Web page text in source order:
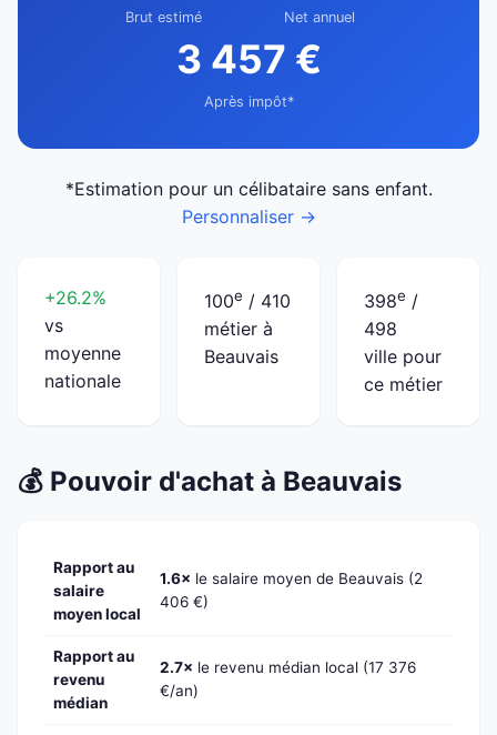
Brut estimé Net annuel
3 457 €
Après impôt*
*Estimation pour un célibataire sans enfant.
Personnaliser →
+26.2%
vs
moyenne
nationale
100e / 410
métier à
Beauvais
398e /
498
ville pour
ce métier
💰 Pouvoir d'achat à Beauvais
Rapport au
salaire
moyen local
1.6× le salaire moyen de Beauvais (2
406 €)
Rapport au
revenu
médian
2.7× le revenu médian local (17 376
€/an)